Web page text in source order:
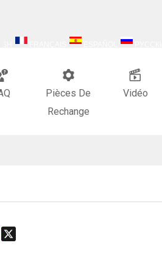
Pièces De
Rechange
Vidéo
WhatsApp